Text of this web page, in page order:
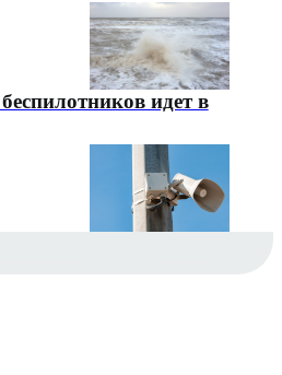
идет в